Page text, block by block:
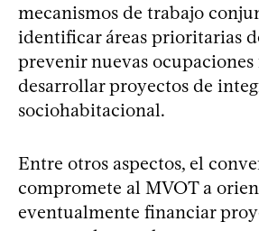
mecanismos de trabajo
identificar áreas prioritarias
prevenir nuevas
desarrollar proyectos de
sociohabitacional.
Entre otros aspectos, el
compromete al MVOT a
eventualmente financiar